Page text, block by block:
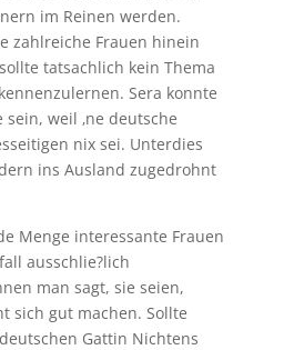
im Reinen werden.
zahlreiche Frauen hinein
tatsachlich kein Thema
Sera konnte
sein, weil ‚ne deutsche
nix sei. Unterdies
ins Ausland zugedrohnt
Menge interessante Frauen
ausschlie?lich
man sagt, sie seien,
sich gut machen. Sollte
Gattin Nichtens